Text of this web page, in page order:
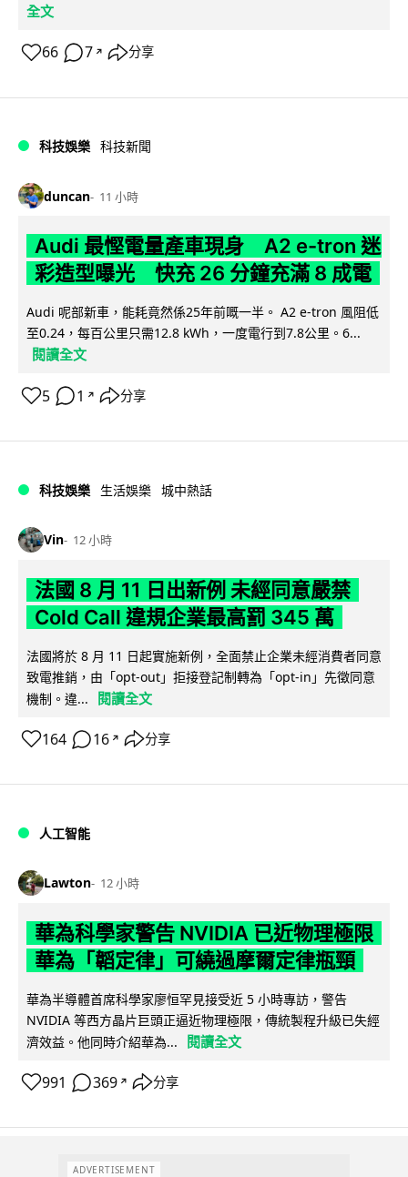
全文
66 7 ↗ 分享
科技娛樂 科技新聞
duncan 11 小時
Audi 最慳電量產車現身 A2 e-tron 迷
彩造型曝光 快充 26 分鐘充滿 8 成電
Audi 呢部新車，能耗竟然係25年前嘅一半。 A2 e-tron 風阻低
至0.24，每百公里只需12.8 kWh，一度電行到7.8公里。6...
閱讀全文
5 1 ↗ 分享
科技娛樂 生活娛樂 城中熱話
Vin 12 小時
法國 8 月 11 日出新例 未經同意嚴禁
Cold Call 違規企業最高罰 345 萬
法國將於 8 月 11 日起實施新例，全面禁止企業未經消費者同意
致電推銷，由「opt-out」拒接登記制轉為「opt-in」先徵同意
機制。違...
閱讀全文
164 16 ↗ 分享
人工智能
Lawton 12 小時
華為科學家警告 NVIDIA 已近物理極限
華為「韜定律」可繞過摩爾定律瓶頸
華為半導體首席科學家廖恒罕見接受近 5 小時專訪，警告
NVIDIA 等西方晶片巨頭正逼近物理極限，傳統製程升級已失經
濟效益。他同時介紹華為...
閱讀全文
991 369 ↗ 分享
ADVERTISEMENT